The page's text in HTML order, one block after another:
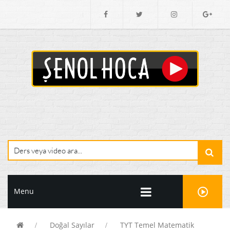
Menu
Doğal Sayılar
TYT Temel Matematik